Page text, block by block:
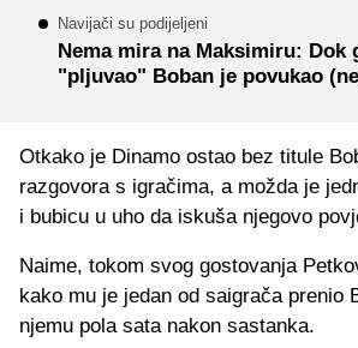
Navijači su podijeljeni
Nema mira na Maksimiru: Dok
"pljuvao" Boban je povukao
Otkako je Dinamo ostao bez titule
razgovora s igračima, a možda je
i bubicu u uho da iskuša njegovo
Naime, tokom svog gostovanja
kako mu je jedan od saigrača prenio
njemu pola sata nakon sastanka.